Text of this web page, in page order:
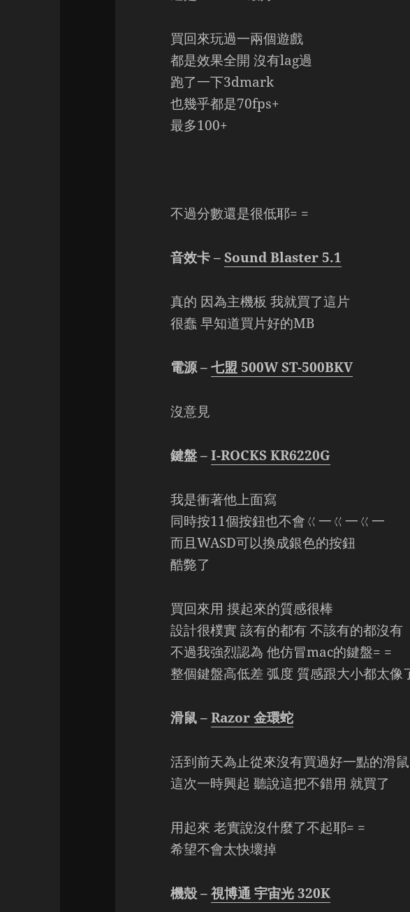
買回來玩過一兩個遊戲
都是效果全開 沒有lag過
跑了一下3dmark
也幾乎都是70fps+
最多100+
不過分數還是很低耶= =
音效卡 –Sound Blaster 5.1
真的 因為主機板 我就買了這片
很蠢 早知道買片好的MB
電源 –七盟 500W ST-500BKV
沒意見
鍵盤 –I-ROCKS KR6220G
我是衝著他上面寫
同時按11個按鈕也不會ㄍ一ㄍ一ㄍ一
而且WASD可以換成銀色的按鈕
酷斃了
買回來用 摸起來的質感很棒
設計很樸實 該有的都有 不該有的都沒有
不過我強烈認為 他仿冒mac的鍵盤= =
整個鍵盤高低差 弧度 質感跟大小都太像
滑鼠 –Razor 金環蛇
活到前天為止從來沒有買過好一點的滑鼠
這次一時興起 聽說這把不錯用 就買了
用起來 老實說沒什麼了不起耶= =
希望不會太快壞掉
機殼 –視博通 宇宙光 320K